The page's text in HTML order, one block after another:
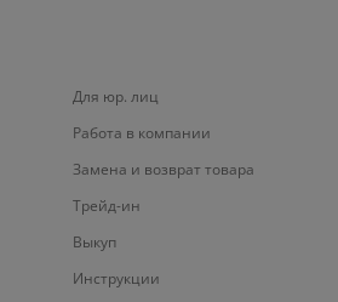
Для юр. лиц
Работа в компании
Замена и возврат товара
Трейд-ин
Выкуп
Инструкции